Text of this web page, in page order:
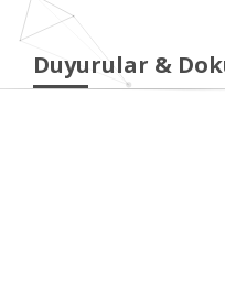
Duyurular &